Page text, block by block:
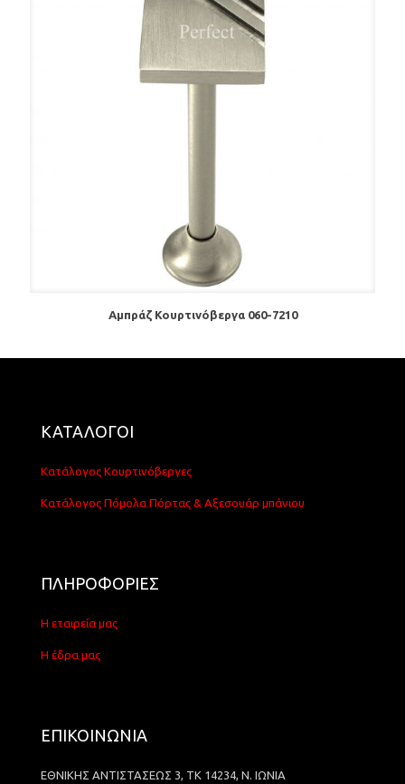
Αμπράζ Κουρτινόβεργα 060-7210
ΚΑΤΑΛΟΓΟΙ
Κατάλογος Κουρτινόβεργες
Κατάλογος Πόμολα Πόρτας & Αξεσουάρ μπάνιου
ΠΛΗΡΟΦΟΡΙΕΣ
Η εταιρεία μας
Η έδρα μας
ΕΠΙΚΟΙΝΩΝΙΑ
ΕΘΝΙΚΗΣ ΑΝΤΙΣΤΑΣΕΩΣ 3, ΤΚ 14234, Ν. ΙΩΝΙΑ